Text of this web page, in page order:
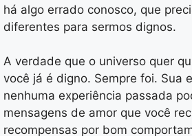
há algo errado conosco, que
diferentes para sermos dignos.
A verdade que o universo quer
você já é digno. Sempre foi. Sua
nenhuma experiência passada
mensagens de amor que você
recompensas por bom